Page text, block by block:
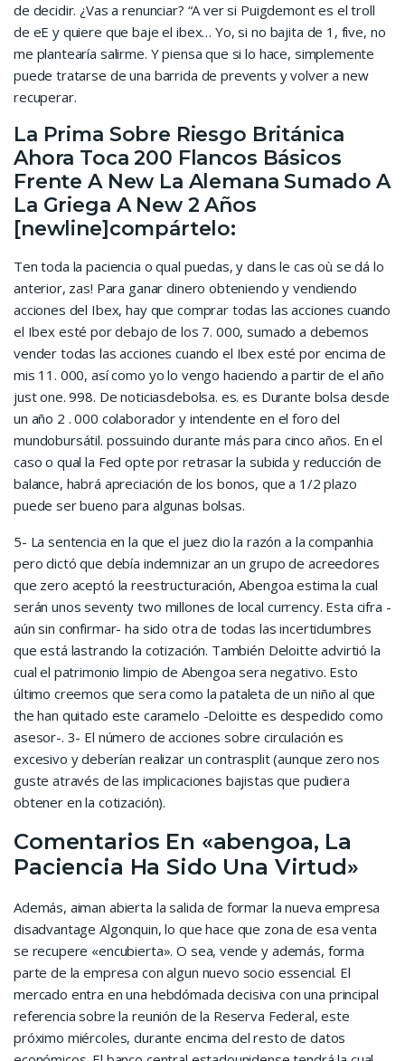
de decidir. ¿Vas a renunciar? “A ver si Puigdemont es el troll
de eE y quiere que baje el ibex… Yo, si no bajita de 1, five, no
me plantearía salirme. Y piensa que si lo hace, simplemente
puede tratarse de una barrida de prevents y volver a new
recuperar.
La Prima Sobre Riesgo Británica
Ahora Toca 200 Flancos Básicos
Frente A New La Alemana Sumado A
La Griega A New 2 Años
[newline]compártelo:
Ten toda la paciencia o qual puedas, y dans le cas où se dá lo
anterior, zas! Para ganar dinero obteniendo y vendiendo
acciones del Ibex, hay que comprar todas las acciones cuando
el Ibex esté por debajo de los 7. 000, sumado a debemos
vender todas las acciones cuando el Ibex esté por encima de
mis 11. 000, así como yo lo vengo haciendo a partir de el año
just one. 998. De noticiasdebolsa. es. es Durante bolsa desde
un año 2 . 000 colaborador y intendente en el foro del
mundobursátil. possuindo durante más para cinco años. En el
caso o qual la Fed opte por retrasar la subida y reducción de
balance, habrá apreciación de los bonos, que a 1/2 plazo
puede ser bueno para algunas bolsas.
5- La sentencia en la que el juez dio la razón a la companhia
pero dictó que debía indemnizar an un grupo de acreedores
que zero aceptó la reestructuración, Abengoa estima la cual
serán unos seventy two millones de local currency. Esta cifra -
aún sin confirmar- ha sido otra de todas las incertidumbres
que está lastrando la cotización. También Deloitte advirtió la
cual el patrimonio limpio de Abengoa sera negativo. Esto
último creemos que sera como la pataleta de un niño al que
the han quitado este caramelo -Deloitte es despedido como
asesor-. 3- El número de acciones sobre circulación es
excesivo y deberían realizar un contrasplit (aunque zero nos
guste através de las implicaciones bajistas que pudiera
obtener en la cotización).
Comentarios En «abengoa, La
Paciencia Ha Sido Una Virtud»
Además, aiman abierta la salida de formar la nueva empresa
disadvantage Algonquin, lo que hace que zona de esa venta
se recupere «encubierta». O sea, vende y además, forma
parte de la empresa con algun nuevo socio essencial. El
mercado entra en una hebdómada decisiva con una principal
referencia sobre la reunión de la Reserva Federal, este
próximo miércoles, durante encima del resto de datos